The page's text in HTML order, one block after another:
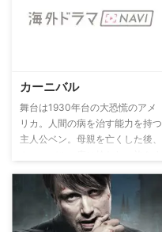
め、全世界で大ヒットを飛ばし
製作総指揮を担当。
カーニバル
舞台は1930年台の大恐慌のアメ
リカ。人間の病を治す能力を持つ
主人公ベン。母親を亡くした後、
力を発揮するにはある秘密があっ
た。またカーニバルには他にも超
人的な能力があるものもいた。一